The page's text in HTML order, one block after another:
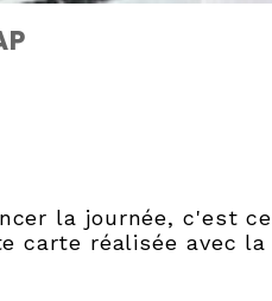
la journée, c'est ce
carte réalisée avec la